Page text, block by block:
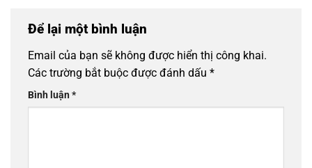
Để lại một bình luận
Email của bạn sẽ không được hiển thị công khai.
Các trường bắt buộc được đánh dấu *
Bình luận*